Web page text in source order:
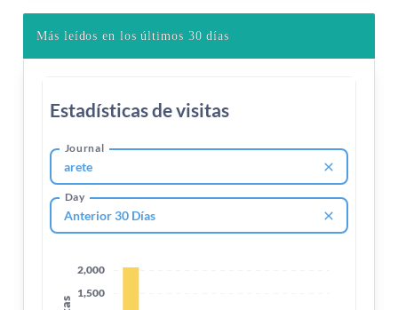
Más leídos en los últimos 30 días